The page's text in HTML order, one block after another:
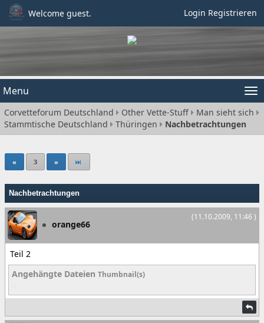
Welcome guest. Login Registrieren
Menu
Corvetteforum Deutschland Other Vette-Stuff
Man sieht sich
Stammtische Deutschland
Thüringen Nachbetrachtungen
« 3 »
Nachbetrachtungen
(11.10.2009, 11:46 )
orange66
Teil 2
Angehängte Dateien Thumbnail(s)